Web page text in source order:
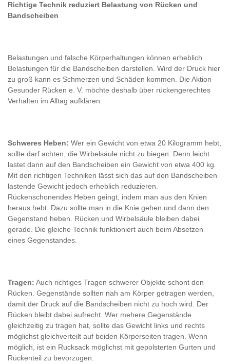
Richtige Technik reduziert Belastung von Rücken und
Bandscheiben
Belastungen und falsche Körperhaltungen können erheblich
Belastungen für die Bandscheiben darstellen. Wird der Druck hier
zu groß kann es Schmerzen und Schäden kommen. Die Aktion
Gesunder Rücken e. V. möchte deshalb über rückengerechtes
Verhalten im Alltag aufklären.
Schweres Heben: Wer ein Gewicht von etwa 20 Kilogramm hebt,
sollte darf achten, die Wirbelsäule nicht zu biegen. Denn leicht
lastet dann auf den Bandscheiben ein Gewicht von etwa 400 kg.
Mit den richtigen Techniken lässt sich das auf den Bandscheiben
lastende Gewicht jedoch erheblich reduzieren.
Rückenschonendes Heben geingt, indem man aus den Knien
heraus hebt. Dazu sollte man in die Knie gehen und dann den
Gegenstand heben. Rücken und Wirbelsäule bleiben dabei
gerade. Die gleiche Technik funktioniert auch beim Absetzen
eines Gegenstandes.
Tragen: Auch richtiges Tragen schwerer Objekte schont den
Rücken. Gegenstände sollten nah am Körper getragen werden,
damit der Druck auf die Bandscheiben nicht zu hoch wird. Der
Rücken bleibt dabei aufrecht. Wer mehere Gegenstände
gleichzeitig zu tragen hat, sollte das Gewicht links und rechts
möglichst gleichverteilt auf beiden Körperseiten tragen. Wenn
möglich, ist ein Rucksack möglichst mit gepolsterten Gurten und
Rückenteil zu bevorzugen.